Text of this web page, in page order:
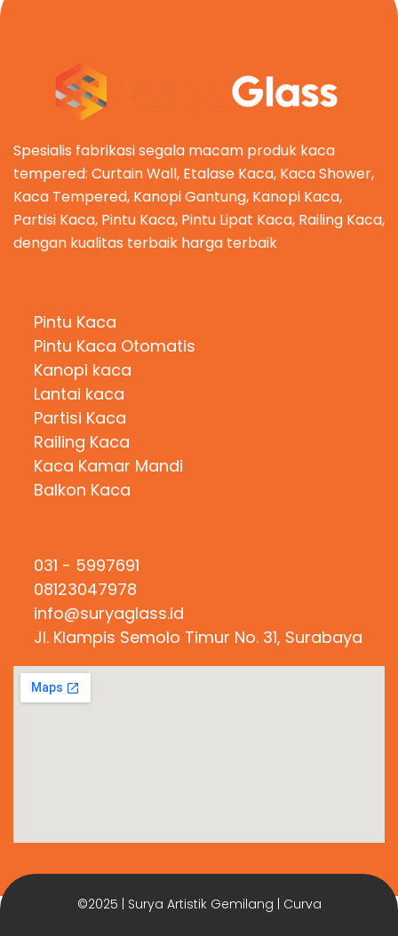
Spesialis fabrikasi segala macam produk kaca
tempered: Curtain Wall, Etalase Kaca, Kaca Shower,
Kaca Tempered, Kanopi Gantung, Kanopi Kaca,
Partisi Kaca, Pintu Kaca, Pintu Lipat Kaca, Railing Kaca,
dengan kualitas terbaik harga terbaik
Pintu Kaca
Pintu Kaca Otomatis
Kanopi kaca
Lantai kaca
Partisi Kaca
Railing Kaca
Kaca Kamar Mandi
Balkon Kaca
031 - 5997691
08123047978
info@suryaglass.id
Jl. Klampis Semolo Timur No. 31, Surabaya
©2025 | Surya Artistik Gemilang | Curva